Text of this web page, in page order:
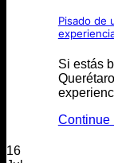
Pisado de
Si estás
Continue
16